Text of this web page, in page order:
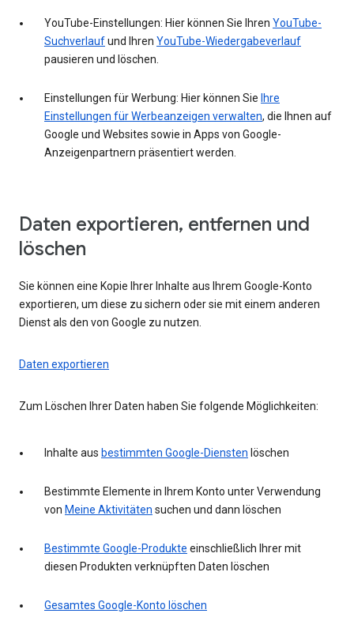
YouTube-Einstellungen: Hier können Sie Ihren YouTube-
Suchverlaufund Ihren YouTube-Wiedergabeverlauf
pausieren und löschen.
Einstellungen für Werbung: Hier können Sie Ihre
Einstellungen für Werbeanzeigen verwalten, die Ihnen auf
Google und Websites sowie in Apps von Google-
Anzeigenpartnern präsentiert werden.
Daten exportieren, entfernen und
löschen
Sie können eine Kopie Ihrer Inhalte aus Ihrem Google-Konto
exportieren, um diese zu sichern oder sie mit einem anderen
Dienst als den von Google zu nutzen.
Daten exportieren
Zum Löschen Ihrer Daten haben Sie folgende Möglichkeiten:
Inhalte aus bestimmten Google-Diensten löschen
Bestimmte Elemente in Ihrem Konto unter Verwendung
von Meine Aktivitäten suchen und dann löschen
Bestimmte Google-Produkte einschließlich Ihrer mit
diesen Produkten verknüpften Daten löschen
Gesamtes Google-Konto löschen